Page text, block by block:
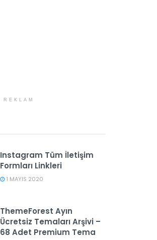
REKLAM
Instagram Tüm İletişim
Formları Linkleri
1 MAYIS 2020
ThemeForest Ayın
Ücretsiz Temaları Arşivi –
68 Adet Premium Tema